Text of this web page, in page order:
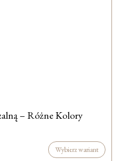
– Różne Kolory
Wybierz wariant